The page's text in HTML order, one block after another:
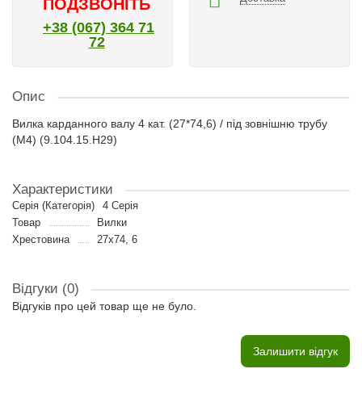
ПОДЗВОНІТЬ
+38 (067) 364 71
72
Опис
Вилка карданного валу 4 кат. (27*74,6) / під зовнішню трубу
(М4) (9.104.15.H29)
Характеристики
Серія (Категорія)
4 Серія
Товар
Вилки
Хрестовина
27х74, 6
Відгуки (0)
Відгуків про цей товар ще не було.
Залишити відгук